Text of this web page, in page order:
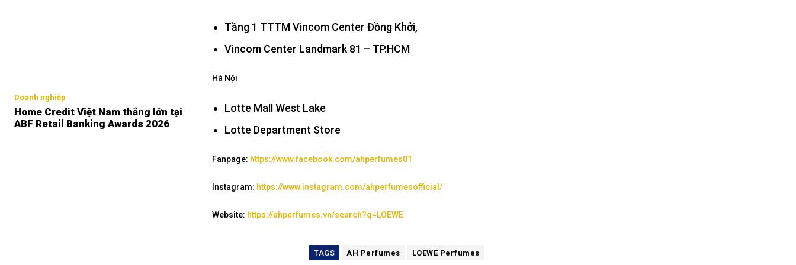
Doanh nghiệp
Home Credit Việt Nam thắng lớn tại
ABF Retail Banking Awards 2026
Tầng 1 TTTM Vincom Center Đồng Khởi,
Vincom Center Landmark 81 – TP.HCM
Hà Nội
Lotte Mall West Lake
Lotte Department Store
Fanpage: https://www.facebook.com/ahperfumes01
Instagram: https://www.instagram.com/ahperfumesofficial/
Website: https://ahperfumes.vn/search?q=LOEWE
TAGS AH Perfumes LOEWE Perfumes